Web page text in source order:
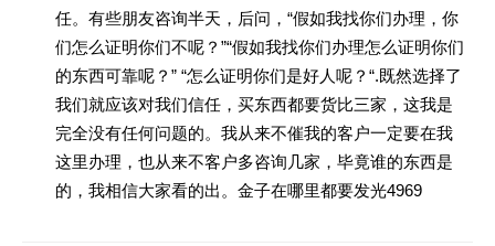
任。有些朋友咨询半天，后问，“假如我找你们办理，你
们怎么证明你们不呢？”“假如我找你们办理怎么证明你们
的东西可靠呢？” “怎么证明你们是好人呢？“.既然选择了
我们就应该对我们信任，买东西都要货比三家，这我是
完全没有任何问题的。我从来不催我的客户一定要在我
这里办理，也从来不客户多咨询几家，毕竟谁的东西是
的，我相信大家看的出。金子在哪里都要发光4969